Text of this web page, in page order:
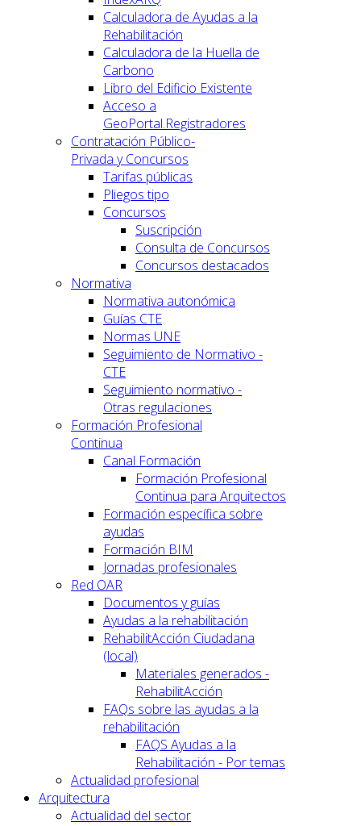
Calculadora de Ayudas a la
Rehabilitación
Calculadora de la Huella de
Carbono
Libro del Edificio Existente
Acceso a
GeoPortal.Registradores
Contratación Público-
Privada y Concursos
Tarifas públicas
Pliegos tipo
Concursos
Suscripción
Consulta de Concursos
Concursos destacados
Normativa
Normativa autonómica
Guías CTE
Normas UNE
Seguimiento de Normativo -
CTE
Seguimiento normativo -
Otras regulaciones
Formación Profesional
Continua
Canal Formación
Formación Profesional
Continua para Arquitectos
Formación específica sobre
ayudas
Formación BIM
Jornadas profesionales
Red OAR
Documentos y guías
Ayudas a la rehabilitación
RehabilitAcción Ciudadana
(local)
Materiales generados -
RehabilitAcción
FAQs sobre las ayudas a la
rehabilitación
FAQS Ayudas a la
Rehabilitación - Por temas
Actualidad profesional
Arquitectura
Actualidad del sector